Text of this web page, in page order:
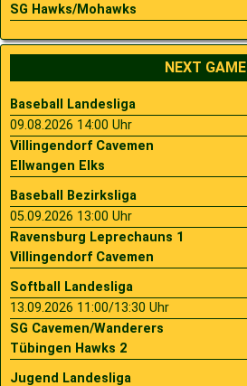
SG Hawks/Mohawks
NEXT GAME
Baseball Landesliga
09.08.2026 14:00 Uhr
Villingendorf Cavemen
Ellwangen Elks
Baseball Bezirksliga
05.09.2026 13:00 Uhr
Ravensburg Leprechauns 1
Villingendorf Cavemen
Softball Landesliga
13.09.2026 11:00/13:30 Uhr
SG Cavemen/Wanderers
Tübingen Hawks 2
Jugend Landesliga